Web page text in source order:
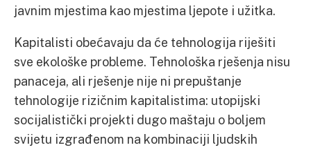
javnim mjestima kao mjestima ljepote i užitka.
Kapitalisti obećavaju da će tehnologija riješiti
sve ekološke probleme. Tehnološka rješenja nisu
panaceja, ali rješenje nije ni prepuštanje
tehnologije rizičnim kapitalistima: utopijski
socijalistički projekti dugo maštaju o boljem
svijetu izgrađenom na kombinaciji ljudskih